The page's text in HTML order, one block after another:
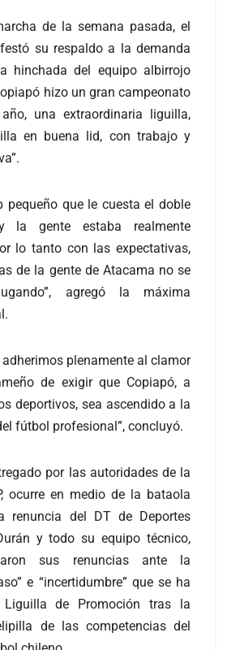
de la semana pasada, el
su respaldo a la demanda
hinchada del equipo albirrojo
hizo un gran campeonato
una extraordinaria liguilla,
en buena lid, con trabajo y
que le cuesta el doble
la gente estaba realmente
lo tanto con las expectativas,
de la gente de Atacama no se
agregó la máxima
plenamente al clamor
de exigir que Copiapó, a
deportivos, sea ascendido a la
fútbol profesional”, concluyó.
por las autoridades de la
ocurre en medio de la bataola
renuncia del DT de Deportes
y todo su equipo técnico,
sus renuncias ante la
e “incertidumbre” que se ha
de Promoción tras la
de las competencias del